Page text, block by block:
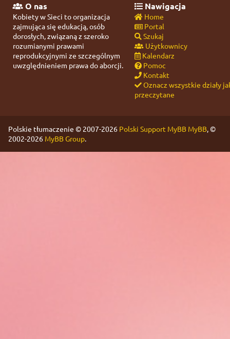
O nas
Kobiety w Sieci to organizacja
zajmująca się edukacją, osób
dorosłych, związaną z szeroko
rozumianymi prawami
reprodukcyjnymi ze szczególnym
uwzględnieniem prawa do aborcji.
Nawigacja
Home
Portal
Szukaj
Użytkownicy
Kalendarz
Pomoc
Kontakt
Oznacz wszystkie działy
przeczytane
Polskie tłumaczenie © 2007-2026 Polski Support MyBB MyBB, ©
2002-2026 MyBB Group.